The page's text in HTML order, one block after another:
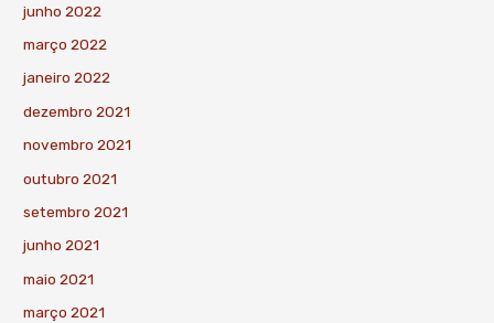
junho 2022
março 2022
janeiro 2022
dezembro 2021
novembro 2021
outubro 2021
setembro 2021
junho 2021
maio 2021
março 2021